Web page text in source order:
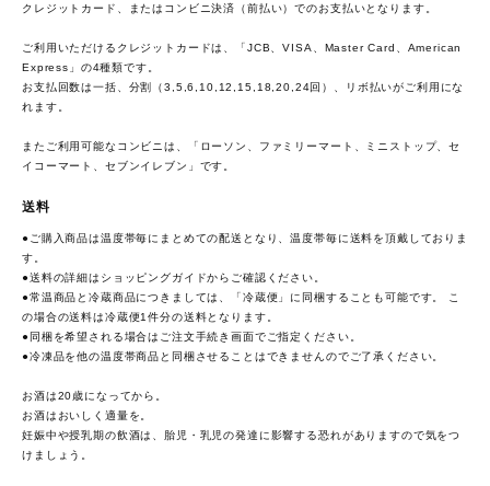
クレジットカード、またはコンビニ決済（前払い）でのお支払いとなります。
ご利用いただけるクレジットカードは、「JCB、VISA、Master Card、American
Express」の4種類です。
お支払回数は一括、分割（3,5,6,10,12,15,18,20,24回）、リボ払いがご利用にな
れます。
またご利用可能なコンビニは、「ローソン、ファミリーマート、ミニストップ、セ
イコーマート、セブンイレブン」です。
送料
●ご購入商品は温度帯毎にまとめての配送となり、温度帯毎に送料を頂戴しておりま
す。
●送料の詳細は ショッピングガイドからご確認ください。
●常温商品と冷蔵商品につきましては、「冷蔵便」に同梱することも可能です。 こ
の場合の送料は冷蔵便1件分の送料となります。
●同梱を希望される場合はご注文手続き画面でご指定ください。
●冷凍品を他の温度帯商品と同梱させることはできませんのでご了承ください。
お酒は20歳になってから。
お酒はおいしく適量を。
妊娠中や授乳期の飲酒は、胎児・乳児の発達に影響する恐れがありますので気をつ
けましょう。